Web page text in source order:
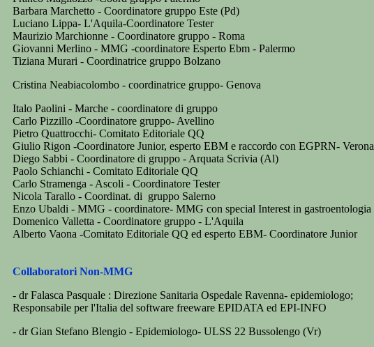
Barbara Marchetto - Coordinatore gruppo Este (Pd)
Luciano Lippa- L'Aquila-Coordinatore Tester
Maurizio Marchionne - Coordinatore gruppo - Roma
Giovanni Merlino - MMG -coordinatore Esperto Ebm - Palermo
Tiziana Murari - Coordinatrice gruppo Bolzano
Cristina Neabiacolombo - coordinatrice gruppo- Genova
Italo Paolini - Marche - coordinatore di gruppo
Carlo Pizzillo -Coordinatore gruppo- Avellino
Pietro Quattrocchi- Comitato Editoriale QQ
Giulio Rigon -Coordinatore Junior, esperto EBM e raccordo con EGPRN- Verona
Diego Sabbi - Coordinatore di gruppo - Arquata Scrivia (Al)
Paolo Schianchi - Comitato Editoriale QQ
Carlo Stramenga - Ascoli - Coordinatore Tester
Nicola Tarallo - Coordinat. di gruppo Salerno
Enzo Ubaldi - MMG - coordinatore- MMG con special Interest in gastroentologia
Domenico Valletta - Coordinatore gruppo - L'Aquila
Alberto Vaona -Comitato Editoriale QQ ed esperto EBM- Coordinatore Junior
Collaboratori Non-MMG
- dr Falasca Pasquale : Direzione Sanitaria Ospedale Ravenna- epidemiologo;
Responsabile per l'Italia del software freeware EPIDATA ed EPI-INFO
- dr Gian Stefano Blengio - Epidemiologo- ULSS 22 Bussolengo (Vr)